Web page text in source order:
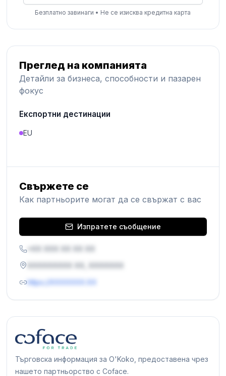
Безплатно завинаги • Не се изисква кредитна карта
Преглед на компанията
Детайли за бизнеса, способности и пазарен
фокус
Експортни дестинации
EU
Свържете се
Как партньорите могат да се свържат с вас
Изпратете съобщение
https://XXXXXXX.XX
Търговска информация за O'Koko, предоставена чрез
нашето партньорство с Coface.